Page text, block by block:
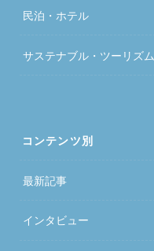
民泊・ホテル
サステナブル・ツーリズム
コンテンツ別
最新記事
インタビュー